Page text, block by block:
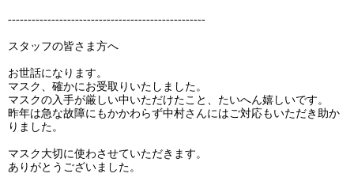
--------------------------------------------------
スタッフの皆さま方へ
お世話になります。
マスク、確かにお受取りいたしました。
マスクの入手が厳しい中いただけたこと、たいへん嬉しいです。
昨年は急な故障にもかかわらず中村さんにはご対応もいただき助か
りました。
マスク大切に使わさせていただきます。
ありがとうございました。